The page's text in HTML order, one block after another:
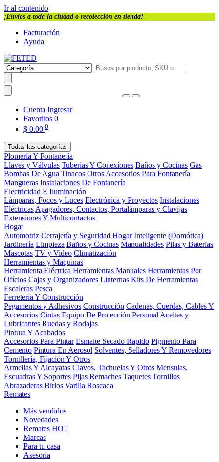
Ir al contenido
¡Envios a toda la ciudad o recolección en tienda!
Facturación
Ayuda
Cuenta Ingresar
Favoritos 0
$ 0.00 0
Todas las categorías
Plomería Y Fontanería
Llaves y Válvulas Tuberías Y Conexiones Baños y Cocinas Gas
Bombas De Agua Tinacos Otros Accesorios Para Fontanería
Mangueras Instalaciones De Fontanería
Electricidad E Iluminación
Lámparas, Focos y Luces Electrónica y Proyectos Instalaciones
Eléctricas Apagadores, Contactos, Portalámparas y Clavijas
Extensiones Y Multicontactos
Hogar
Automotriz Cerrajería y Seguridad Hogar Inteligente (Domótica)
Jardinería Limpieza Baños y Cocinas Manualidades Pilas y Baterias
Mascotas TV y Video Climatización
Herramientas y Maquinas
Herramienta Eléctrica Herramientas Manuales Herramientas Por
Ofícios Cajas y Organizadores Linternas Kits De Herramientas
Escaleras Pesca
Ferretería Y Construcción
Pegamentos y Adhesivos Construcción Cadenas, Cuerdas, Cables Y
Accesorios Cintas Equipo De Protección Personal Aceites y
Lubricantes Ruedas y Rodajas
Pintura Y Acabados
Accesorios Para Pintar Esmalte Secado Rapido Pigmento Para
Cemento Pintura En Aerosol Solventes, Selladores Y Removedores
Tornillería, Fijación Y Otros
Armellas Y Alcayatas Clavos, Tachuelas Y Otros Ménsulas,
Escuadras Y Soportes Pijas Remaches Taquetes Tornillos
Abrazaderas Birlos Varilla Roscada
Remates
Más vendidos
Novedades
Remates HOT
Marcas
Para tu casa
Asesoría